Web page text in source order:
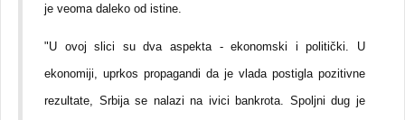
je veoma daleko od istine.
"U ovoj slici su dva aspekta - ekonomski i politički. U
ekonomiji, uprkos propagandi da je vlada postigla pozitivne
rezultate, Srbija se nalazi na ivici bankrota. Spoljni dug je